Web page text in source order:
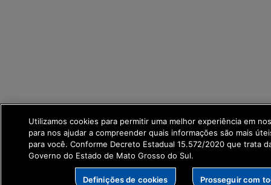
Utilizamos cookies para permitir uma melhor experiência em
para nos ajudar a compreender quais informações são mais
para você. Conforme Decreto Estadual 15.572/2020 que trata
Governo do Estado de Mato Grosso do Sul.
Definições de cookies Prosseguir com